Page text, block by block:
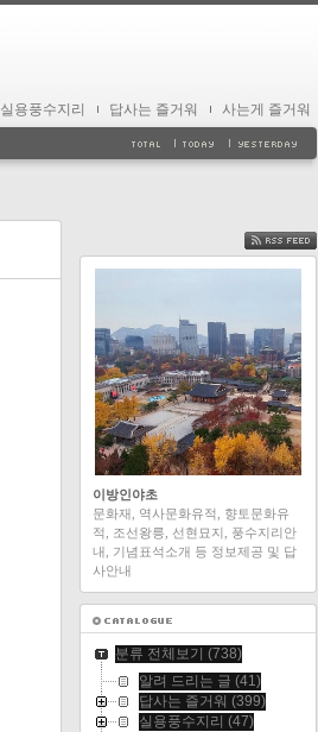
실용풍수지리 답사는 즐거워 사는게 즐거워
FEED
이방인야초
문화재, 역사문화유적, 향토문화유
적, 조선왕릉, 선현묘지, 풍수지리안
내, 기념표석소개 등 정보제공 및 답
사안내
분류 전체보기 (738)
알려 드리는 글 (41)
답사는 즐거워 (399)
실용풍수지리 (47)